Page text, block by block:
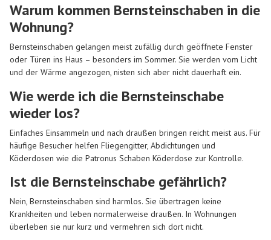
Warum kommen Bernsteinschaben in die
Wohnung?
Bernsteinschaben gelangen meist zufällig durch geöffnete Fenster
oder Türen ins Haus – besonders im Sommer. Sie werden vom Licht
und der Wärme angezogen, nisten sich aber nicht dauerhaft ein.
Wie werde ich die Bernsteinschabe
wieder los?
Einfaches Einsammeln und nach draußen bringen reicht meist aus. Für
häufige Besucher helfen Fliegengitter, Abdichtungen und
Köderdosen wie die Patronus Schaben Köderdose zur Kontrolle.
Ist die Bernsteinschabe gefährlich?
Nein, Bernsteinschaben sind harmlos. Sie übertragen keine
Krankheiten und leben normalerweise draußen. In Wohnungen
überleben sie nur kurz und vermehren sich dort nicht.